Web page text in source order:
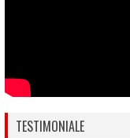
TESTIMONIALE